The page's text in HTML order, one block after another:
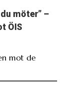
möter” –
ÖIS
mot de